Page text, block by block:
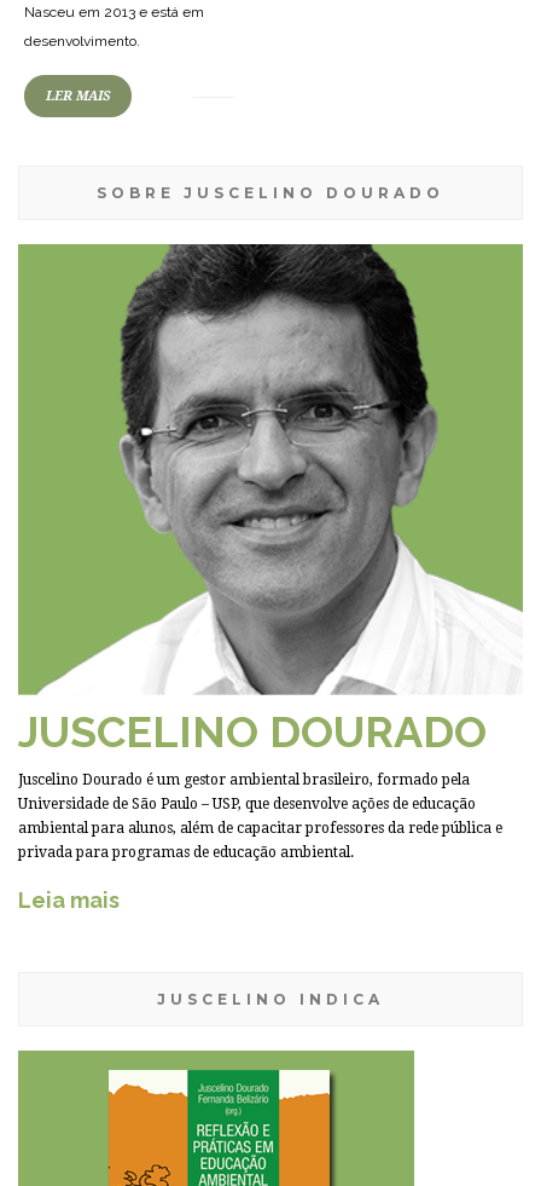
Nasceu em 2013 e está em
desenvolvimento.
LER MAIS
SOBRE JUSCELINO DOURADO
JUSCELINO DOURADO
Juscelino Dourado é um gestor ambiental brasileiro, formado pela
Universidade de São Paulo – USP, que desenvolve ações de educação
ambiental para alunos, além de capacitar professores da rede pública e
privada para programas de educação ambiental.
Leia mais
JUSCELINO INDICA